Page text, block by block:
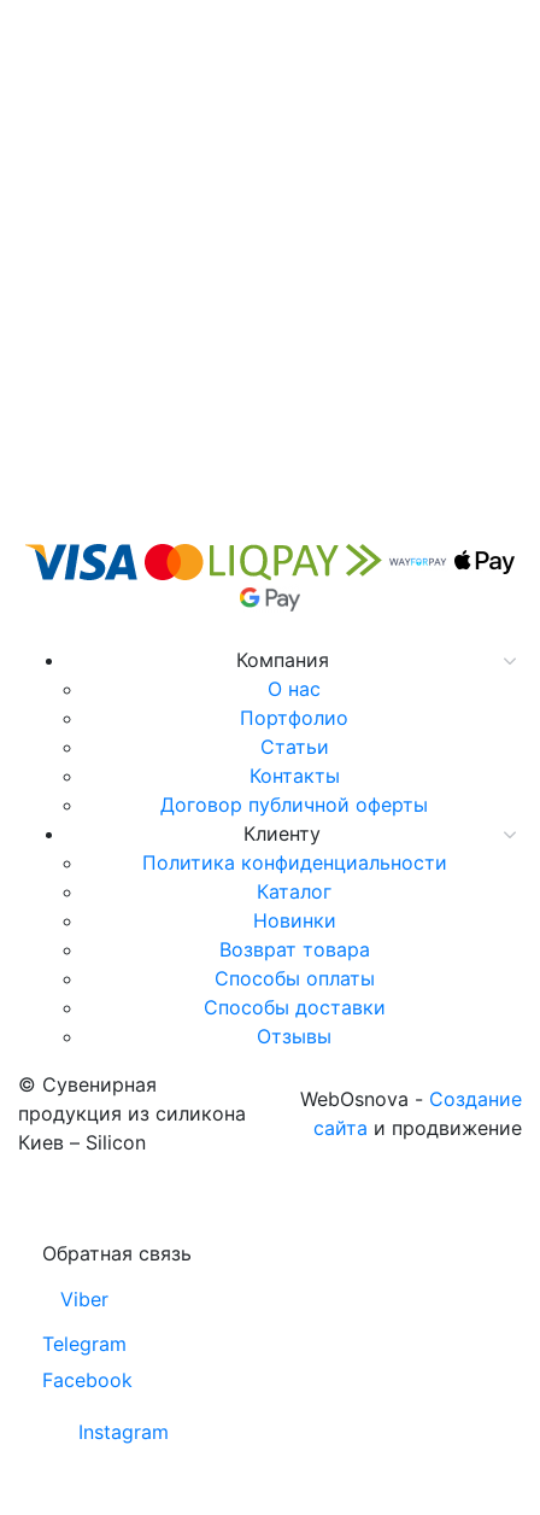
Компания
О нас
Портфолио
Статьи
Контакты
Договор публичной оферты
Клиенту
Политика конфиденциальности
Каталог
Новинки
Возврат товара
Способы оплаты
Способы доставки
Отзывы
© Сувенирная
продукция из силикона
Киев – Silicon
WebOsnova - Создание
сайта и продвижение
Обратная связь
Viber
Telegram
Facebook
Instagram